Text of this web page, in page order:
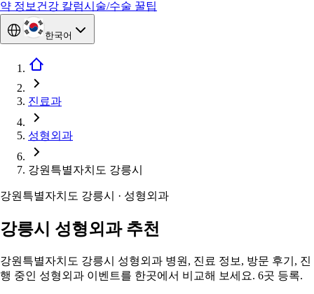
약 정보 건강 칼럼시술/수술 꿀팁
한국어
진료과
성형외과
강원특별자치도 강릉시
강원특별자치도 강릉시 · 성형외과
강릉시 성형외과 추천
강원특별자치도 강릉시 성형외과 병원, 진료 정보, 방문 후기, 진
행 중인 성형외과 이벤트를 한곳에서 비교해 보세요. 6곳 등록.